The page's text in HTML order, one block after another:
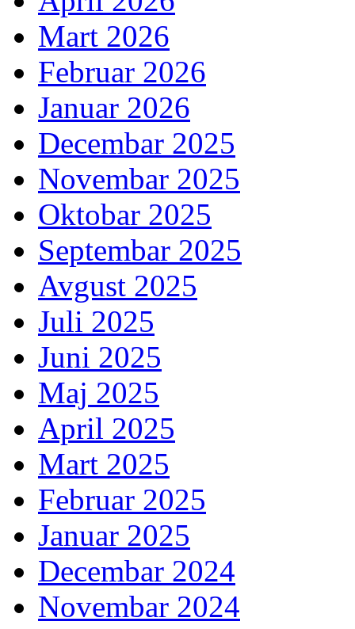
Mart 2026
Februar 2026
Januar 2026
Decembar 2025
Novembar 2025
Oktobar 2025
Septembar 2025
Avgust 2025
Juli 2025
Juni 2025
Maj 2025
April 2025
Mart 2025
Februar 2025
Januar 2025
Decembar 2024
Novembar 2024